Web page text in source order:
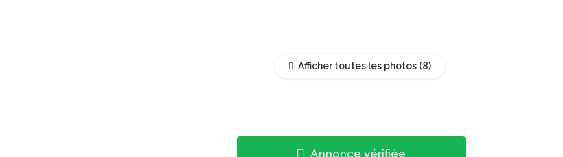
Afficher toutes les photos
Annonce vérifiée